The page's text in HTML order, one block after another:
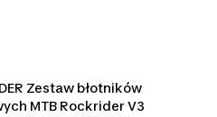
Zestaw błotników
MTB Rockrider V3